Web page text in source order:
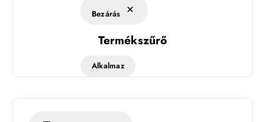
Bezárás
Termékszűrő
Alkalmaz